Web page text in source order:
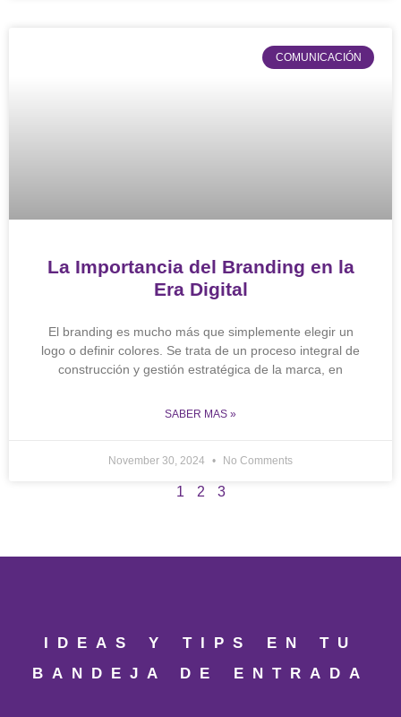
COMUNICACIÓN
La Importancia del Branding en la
Era Digital
El branding es mucho más que simplemente elegir un
logo o definir colores. Se trata de un proceso integral de
construcción y gestión estratégica de la marca, en
SABER MAS »
November 30, 2024 No Comments
1 2 3
IDEAS Y TIPS EN TU
BANDEJA DE ENTRADA